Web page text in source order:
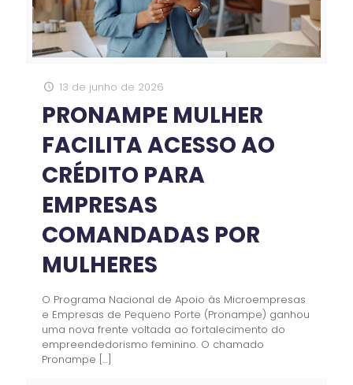
13 de junho de 2026
PRONAMPE MULHER
FACILITA ACESSO AO
CRÉDITO PARA
EMPRESAS
COMANDADAS POR
MULHERES
O Programa Nacional de Apoio às Microempresas
e Empresas de Pequeno Porte (Pronampe) ganhou
uma nova frente voltada ao fortalecimento do
empreendedorismo feminino. O chamado
Pronampe […]